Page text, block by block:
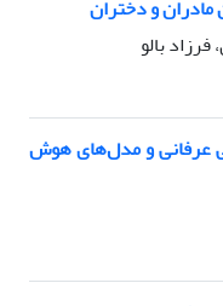
و دختران
بالو
عرفانی و مدل‌های هوش